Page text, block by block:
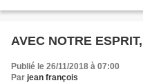
AVEC NOTRE
Publié le 26/11/2018 à 07:00
Par jean françois